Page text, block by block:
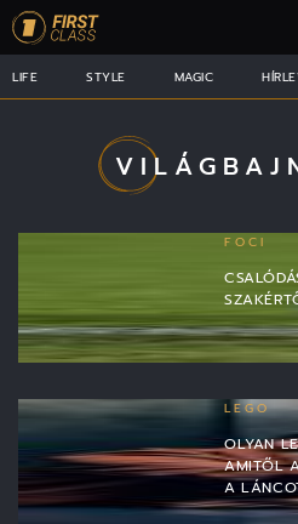
LIFE STYLE MAGIC
FOCI
LEGO
OLYAN
AMITŐL
A